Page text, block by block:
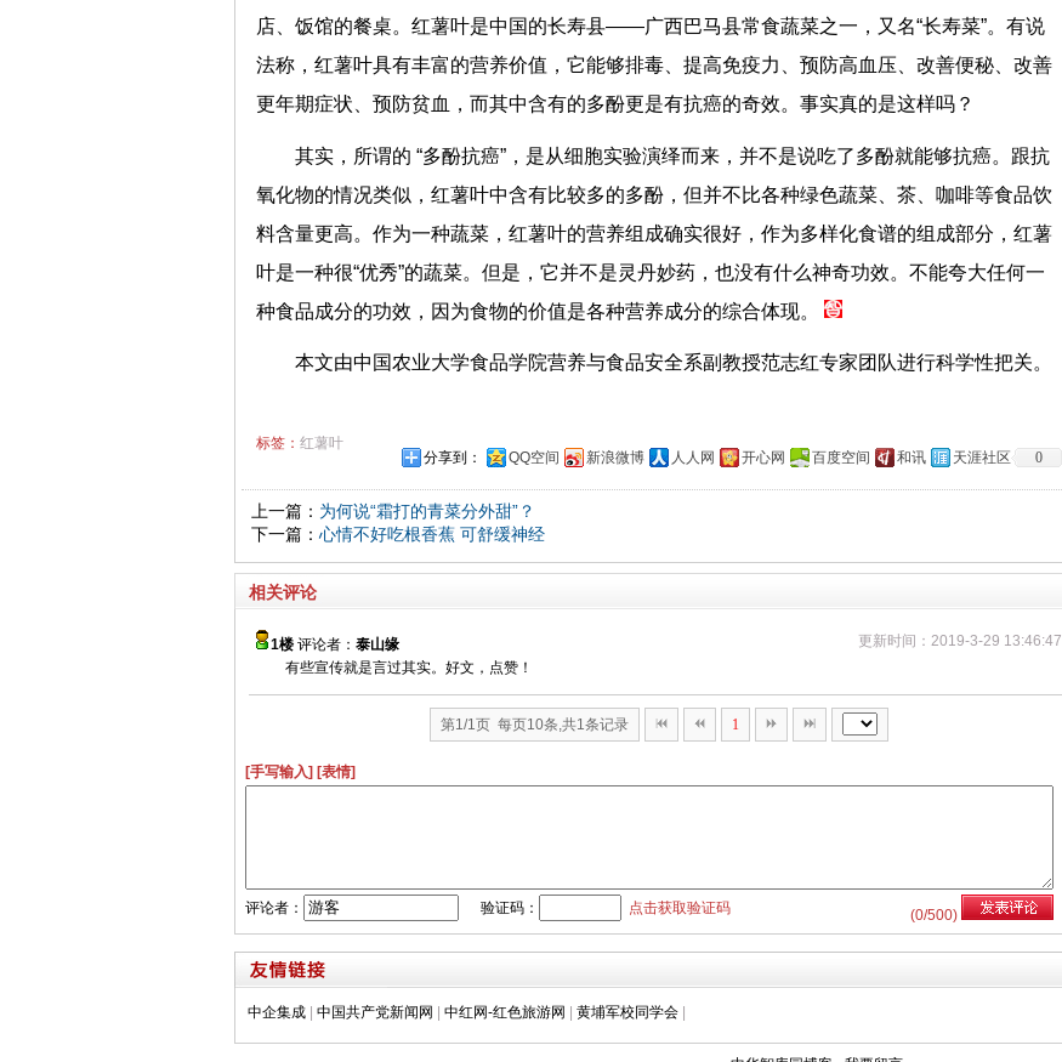
店、饭馆的餐桌。红薯叶是中国的长寿县——广西巴马县常食蔬菜之一，又名“长寿菜”。有说
法称，红薯叶具有丰富的营养价值，它能够排毒、提高免疫力、预防高血压、改善便秘、改善
更年期症状、预防贫血，而其中含有的多酚更是有抗癌的奇效。事实真的是这样吗？
其实，所谓的 “多酚抗癌”，是从细胞实验演绎而来，并不是说吃了多酚就能够抗癌。跟抗
氧化物的情况类似，红薯叶中含有比较多的多酚，但并不比各种绿色蔬菜、茶、咖啡等食品饮
料含量更高。作为一种蔬菜，红薯叶的营养组成确实很好，作为多样化食谱的组成部分，红薯
叶是一种很“优秀”的蔬菜。但是，它并不是灵丹妙药，也没有什么神奇功效。不能夸大任何一
种食品成分的功效，因为食物的价值是各种营养成分的综合体现。
本文由中国农业大学食品学院营养与食品安全系副教授范志红专家团队进行科学性把关。
标签： 红薯叶
分享到：
QQ空间 新浪微博 人人网 开心网 百度空间 和讯 天涯社区 0
上一篇： 为何说“霜打的青菜分外甜”？
下一篇： 心情不好吃根香蕉 可舒缓神经
相关评论
更新时间：2019-3-29 13:46:47
1楼评论者： 泰山缘
有些宣传就是言过其实。好文，点赞！
第1/1页 每页10条,共1条记录 1
[手写输入] [表情]
(0/500)
评论者： 验证码： 点击获取验证码
中企集成 | 中国共产党新闻网 | 中红网-红色旅游网 | 黄埔军校同学会 |